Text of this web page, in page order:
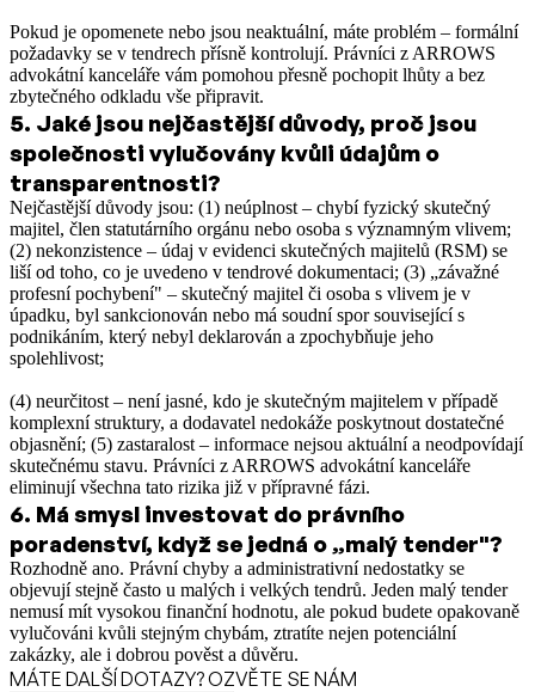
Pokud je opomenete nebo jsou neaktuální, máte problém – formální
požadavky se v tendrech přísně kontrolují. Právníci z ARROWS
advokátní kanceláře vám pomohou přesně pochopit lhůty a bez
zbytečného odkladu vše připravit.
5. Jaké jsou nejčastější důvody, proč jsou
společnosti vylučovány kvůli údajům o
transparentnosti?
Nejčastější důvody jsou: (1) neúplnost – chybí fyzický skutečný
majitel, člen statutárního orgánu nebo osoba s významným vlivem;
(2) nekonzistence – údaj v evidenci skutečných majitelů (RSM) se
liší od toho, co je uvedeno v tendrové dokumentaci; (3) „závažné
profesní pochybení" – skutečný majitel či osoba s vlivem je v
úpadku, byl sankcionován nebo má soudní spor související s
podnikáním, který nebyl deklarován a zpochybňuje jeho
spolehlivost;
(4) neurčitost – není jasné, kdo je skutečným majitelem v případě
komplexní struktury, a dodavatel nedokáže poskytnout dostatečné
objasnění; (5) zastaralost – informace nejsou aktuální a neodpovídají
skutečnému stavu. Právníci z ARROWS advokátní kanceláře
eliminují všechna tato rizika již v přípravné fázi.
6. Má smysl investovat do právního
poradenství, když se jedná o „malý tender"?
Rozhodně ano. Právní chyby a administrativní nedostatky se
objevují stejně často u malých i velkých tendrů. Jeden malý tender
nemusí mít vysokou finanční hodnotu, ale pokud budete opakovaně
vylučováni kvůli stejným chybám, ztratíte nejen potenciální
zakázky, ale i dobrou pověst a důvěru.
MÁTE DALŠÍ DOTAZY? OZVĚTE SE NÁM